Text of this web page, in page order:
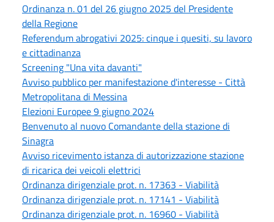
Ordinanza n. 01 del 26 giugno 2025 del Presidente
della Regione
Referendum abrogativi 2025: cinque i quesiti, su lavoro
e cittadinanza
Screening "Una vita davanti"
Avviso pubblico per manifestazione d'interesse - Città
Metropolitana di Messina
Elezioni Europee 9 giugno 2024
Benvenuto al nuovo Comandante della stazione di
Sinagra
Avviso ricevimento istanza di autorizzazione stazione
di ricarica dei veicoli elettrici
Ordinanza dirigenziale prot. n. 17363 - Viabilità
Ordinanza dirigenziale prot. n. 17141 - Viabilità
Ordinanza dirigenziale prot. n. 16960 - Viabilità